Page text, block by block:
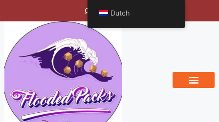
Bengals Vineyard
Dutch